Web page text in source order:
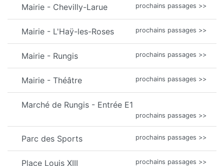
Mairie - Chevilly-Larue prochains passages >>
Mairie - L'Haÿ-les-Roses prochains passages >>
Mairie - Rungis prochains passages >>
Mairie - Théâtre prochains passages >>
Marché de Rungis - Entrée E1
prochains passages >>
Parc des Sports prochains passages >>
Place Louis XIII prochains passages >>